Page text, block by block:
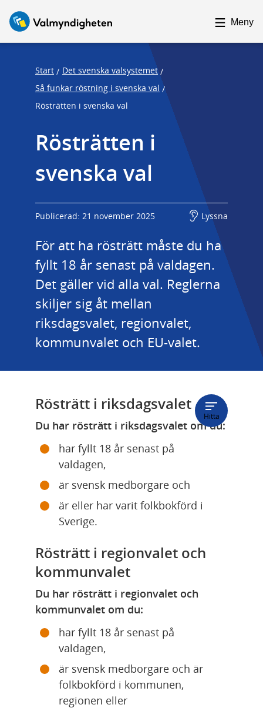
Meny
Start / Det svenska valsystemet /
Så funkar röstning i svenska val /
Rösträtten i svenska val
Rösträtten i
svenska val
Publicerad: 21 november 2025 Lyssna
För att ha rösträtt måste du ha
fyllt 18 år senast på valdagen.
Det gäller vid alla val. Reglerna
skiljer sig åt mellan
riksdagsvalet, regionvalet,
kommunvalet och EU-valet.
Hitta
Rösträtt i riksdagsvalet
Du har rösträtt i riksdagsvalet om du:
har fyllt 18 år senast på
valdagen,
är svensk medborgare och
är eller har varit folkbokförd i
Sverige.
Rösträtt i regionvalet och
kommunvalet
Du har rösträtt i regionvalet och
kommunvalet om du:
har fyllt 18 år senast på
valdagen,
är svensk medborgare och är
folkbokförd i kommunen,
regionen eller
c
c